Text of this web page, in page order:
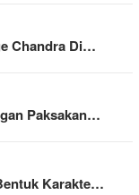
Chandra Di…
Paksakan…
Karakte…